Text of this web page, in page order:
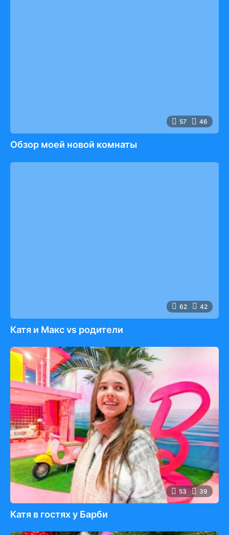
57 46
Обзор моей новой комнаты
62 42
Катя и Макс vs родители
53 39
Катя в гостях у Барби